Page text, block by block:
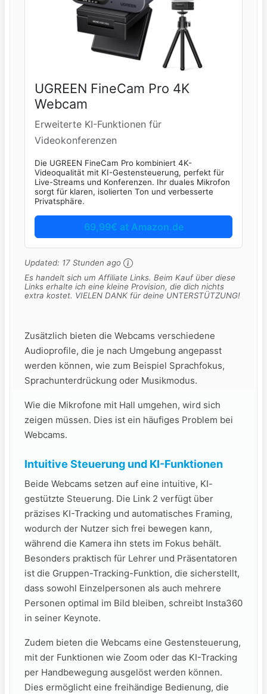
UGREEN FineCam Pro 4K
Webcam
Erweiterte KI-Funktionen für
Videokonferenzen
Die UGREEN FineCam Pro kombiniert 4K-
Videoqualität mit KI-Gestensteuerung, perfekt für
Live-Streams und Konferenzen. Ihr duales Mikrofon
sorgt für klaren, isolierten Ton und verbesserte
Privatsphäre.
69,99€ at Amazon.de
Updated: 17 Stunden ago
Es handelt sich um Affiliate Links. Beim Kauf über diese
Links erhalte ich eine kleine Provision, die dich nichts
extra kostet. VIELEN DANK für deine UNTERSTÜTZUNG!
Zusätzlich bieten die Webcams verschiedene
Audioprofile, die je nach Umgebung angepasst
werden können, wie zum Beispiel Sprachfokus,
Sprachunterdrückung oder Musikmodus.
Wie die Mikrofone mit Hall umgehen, wird sich
zeigen müssen. Dies ist ein häufiges Problem bei
Webcams.
Intuitive Steuerung und KI-Funktionen
Beide Webcams setzen auf eine intuitive, KI-
gestützte Steuerung. Die Link 2 verfügt über
präzises KI-Tracking und automatisches Framing,
wodurch der Nutzer sich frei bewegen kann,
während die Kamera ihn stets im Fokus behält.
Besonders praktisch für Lehrer und Präsentatoren
ist die Gruppen-Tracking-Funktion, die sicherstellt,
dass sowohl Einzelpersonen als auch mehrere
Personen optimal im Bild bleiben, schreibt Insta360
in seiner Keynote.
Zudem bieten die Webcams eine Gestensteuerung,
mit der Funktionen wie Zoom oder das KI-Tracking
per Handbewegung ausgelöst werden können.
Dies ermöglicht eine freihändige Bedienung, die